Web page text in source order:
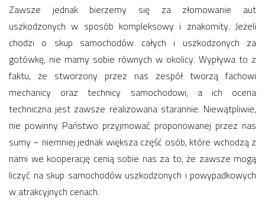
Zawsze jednak bierzemy się za złomowanie aut
uszkodzonych w sposób kompleksowy i znakomity. Jeżeli
chodzi o skup samochodów całych i uszkodzonych za
gotówkę, nie mamy sobie równych w okolicy. Wypływa to z
faktu, że stworzony przez nas zespół tworzą fachowi
mechanicy oraz technicy samochodowi, a ich ocena
techniczna jest zawsze realizowana starannie. Niewątpliwie,
nie powinny Państwo przyjmować proponowanej przez nas
sumy – niemniej jednak większa część osób, które wchodzą z
nami we kooperację cenią sobie nas za to, że zawsze mogą
liczyć na skup samochodów uszkodzonych i powypadkowych
w atrakcyjnych cenach.